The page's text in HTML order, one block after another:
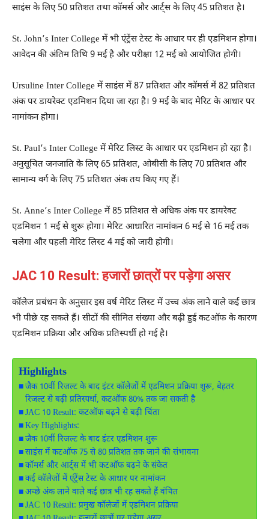
साइंस के लिए 50 प्रतिशत तथा कॉमर्स और आर्ट्स के लिए 45 प्रतिशत है।
St. John’s Inter College में भी एंट्रेंस टेस्ट के आधार पर ही एडमिशन होगा।
आवेदन की अंतिम तिथि 9 मई है और परीक्षा 12 मई को आयोजित होगी।
Ursuline Inter College में साइंस में 87 प्रतिशत और कॉमर्स में 82 प्रतिशत
अंक पर डायरेक्ट एडमिशन दिया जा रहा है। 9 मई के बाद मेरिट के आधार पर
नामांकन होगा।
St. Paul’s Inter College में मेरिट लिस्ट के आधार पर एडमिशन हो रहा है।
अनुसूचित जनजाति के लिए 65 प्रतिशत, ओबीसी के लिए 70 प्रतिशत और
सामान्य वर्ग के लिए 75 प्रतिशत अंक तय किए गए हैं।
St. Anne’s Inter College में 85 प्रतिशत से अधिक अंक पर डायरेक्ट
एडमिशन 1 मई से शुरू होगा। मेरिट आधारित नामांकन 6 मई से 16 मई तक
चलेगा और पहली मेरिट लिस्ट 4 मई को जारी होगी।
JAC 10 Result: हजारों छात्रों पर पड़ेगा असर
कॉलेज प्रबंधन के अनुसार इस वर्ष मेरिट लिस्ट में उच्च अंक लाने वाले कई छात्र
भी पीछे रह सकते हैं। सीटों की सीमित संख्या और बढ़ी हुई कटऑफ के कारण
एडमिशन प्रक्रिया और अधिक प्रतिस्पर्धी हो गई है।
Highlights
जैक 10वीं रिजल्ट के बाद इंटर कॉलेजों में एडमिशन प्रक्रिया शुरू, बेहतर
रिजल्ट से बढ़ी प्रतिस्पर्धा, कटऑफ 80% तक जा सकती है
JAC 10 Result: कटऑफ बढ़ने से बढ़ी चिंता
Key Highlights:
जैक 10वीं रिजल्ट के बाद इंटर एडमिशन शुरू
साइंस में कटऑफ 75 से 80 प्रतिशत तक जाने की संभावना
कॉमर्स और आर्ट्स में भी कटऑफ बढ़ने के संकेत
कई कॉलेजों में एंट्रेंस टेस्ट के आधार पर नामांकन
अच्छे अंक लाने वाले कई छात्र भी रह सकते हैं वंचित
JAC 10 Result: प्रमुख कॉलेजों में एडमिशन प्रक्रिया